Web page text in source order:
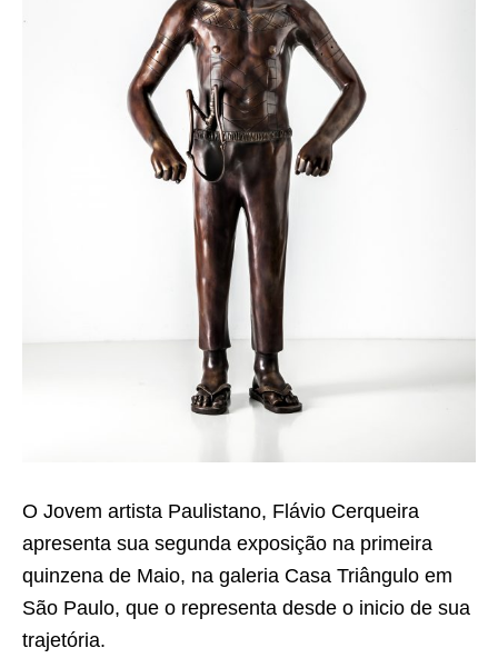
O Jovem artista Paulistano, Flávio Cerqueira
apresenta sua segunda exposição na primeira
quinzena de Maio, na galeria Casa Triângulo em
São Paulo, que o representa desde o inicio de sua
trajetória.